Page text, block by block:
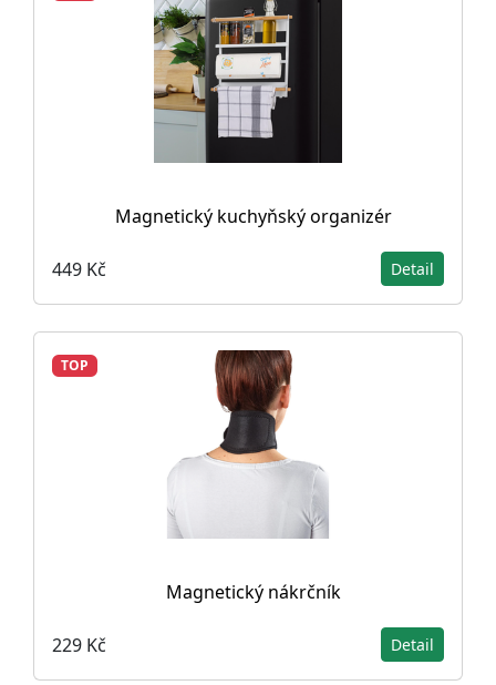
Magnetický kuchyňský organizér
449 Kč Detail
TOP
Magnetický nákrčník
229 Kč Detail